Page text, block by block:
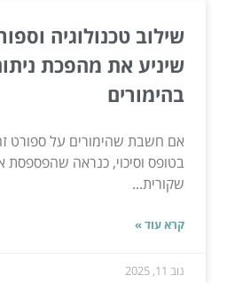
שילוב טכנולוגיה
שיניע את מהפכת
בהימורים
אם חשבת שהימורים על ספורט
בטופס וסיכוי, כנראה
שקורית...
קרא עוד »
נוב 11, 2025